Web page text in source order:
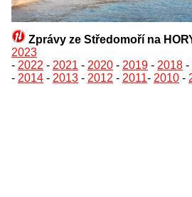
Zprávy ze Středomoří na
2023
- 2022 - 2021 - 2020 - 2019 - 2018 -
- 2014 - 2013 - 2012 - 2011- 2010 -